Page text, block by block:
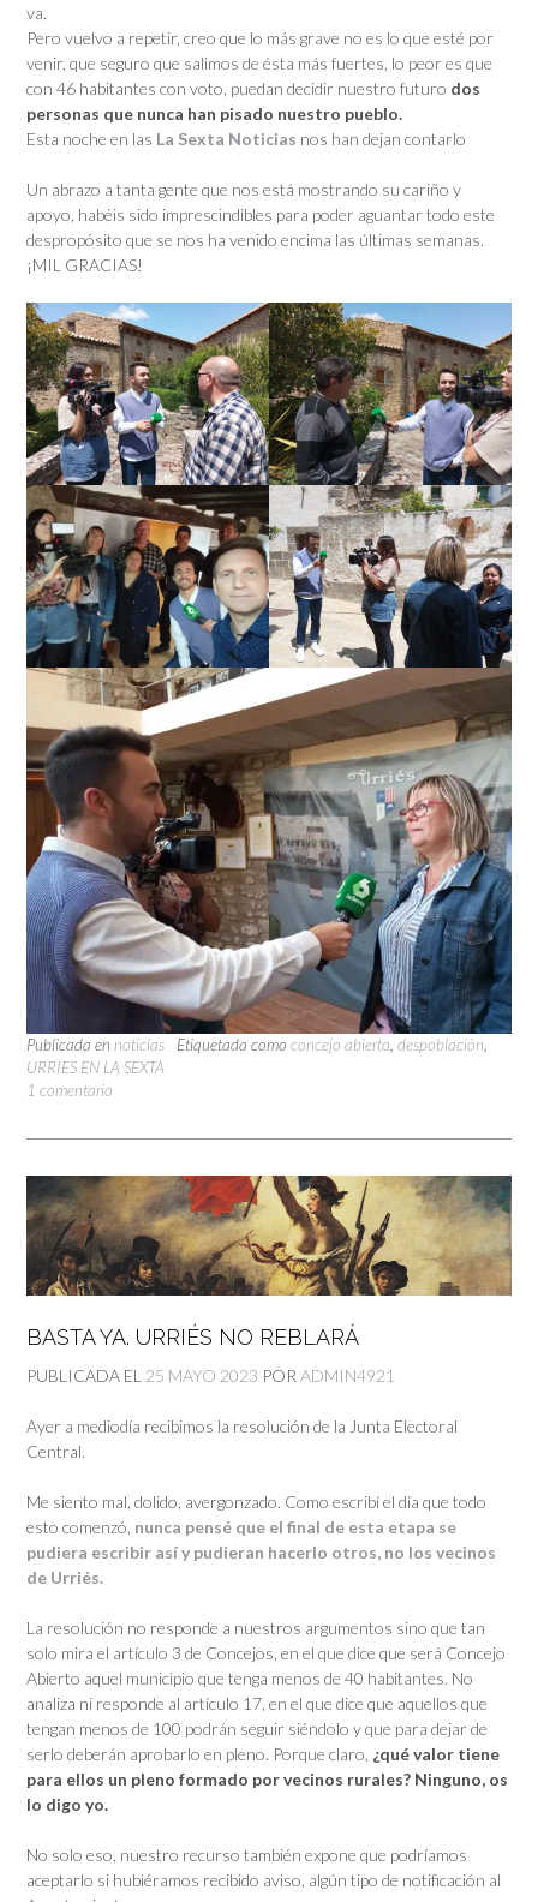
va.
Pero vuelvo a repetir, creo que lo más grave no es lo que esté por
venir, que seguro que salimos de ésta más fuertes, lo peor es que
con 46 habitantes con voto, puedan decidir nuestro futuro dos
personas que nunca han pisado nuestro pueblo.
Esta noche en las La Sexta Noticias nos han dejan contarlo
Un abrazo a tanta gente que nos está mostrando su cariño y
apoyo, habéis sido imprescindibles para poder aguantar todo este
despropósito que se nos ha venido encima las últimas semanas.
¡MIL GRACIAS!
Publicada en noticias Etiquetada como concejo abierto despoblación
URRIES EN LA SEXTA
1 comentario
BASTA YA. URRIÉS NO REBLARÁ
PUBLICADA EL 25 MAYO 2023 POR ADMIN4921
Ayer a mediodía recibimos la resolución de la Junta Electoral
Central.
Me siento mal, dolido, avergonzado. Como escribí el día que todo
esto comenzó, nunca pensé que el final de esta etapa se
pudiera escribir así y pudieran hacerlo otros, no los vecinos
de Urriés.
La resolución no responde a nuestros argumentos sino que tan
solo mira el artículo 3 de Concejos, en el que dice que será Concejo
Abierto aquel municipio que tenga menos de 40 habitantes. No
analiza ni responde al artículo 17, en el que dice que aquellos que
tengan menos de 100 podrán seguir siéndolo y que para dejar de
serlo deberán aprobarlo en pleno. Porque claro, ¿qué valor tiene
para ellos un pleno formado por vecinos rurales? Ninguno, os
lo digo yo.
No solo eso, nuestro recurso también expone que podríamos
aceptarlo si hubiéramos recibido aviso, algún tipo de notificación al